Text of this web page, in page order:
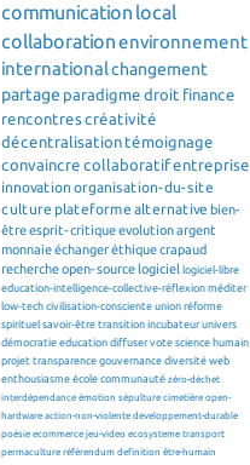
communication local
collaborationenvironnement
internationalchangement
partage paradigme droit finance
rencontrescréativité
décentralisation témoignage
convaincre collaboratifentreprise
innovation organisation-du-site
culture plateforme alternative bien-
êtreesprit-critiqueevolutionargent
monnaieéchangeréthiquecrapaud
rechercheopen-source logiciel logiciel-libre
education-intelligence-collective-réflexion méditer
low-tech civilisation-consciente union réforme
spirituel savoir-être transition incubateur univers
démocratie education diffuser vote science humain
projet transparence gouvernance diversité web
enthousiasme école communauté zéro-déchet
interdépendance émotion sépulture cimetière open-
hardware action-non-violente developpement-durable
poésie ecommerce jeu-video ecosysteme transport
permaculture référendum definition être-humain